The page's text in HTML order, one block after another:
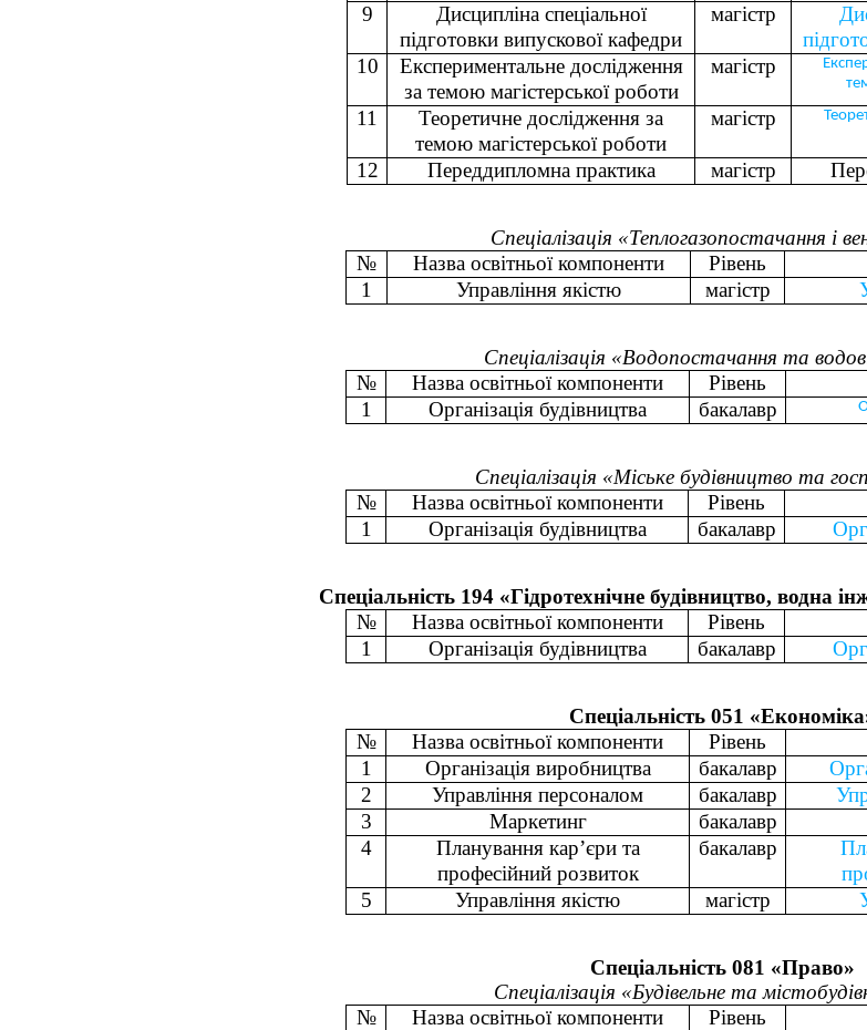
9
Дисципліна спеціальної
підготовки випускової кафедри
магістр
10
Експериментальне дослідження
за темою магістерської роботи
магістр
11
Теоретичне дослідження за
темою магістерської роботи
магістр
12 Переддипломна практика магістр
Спеціалізація «Теплогазопостачання і
№
Назва освітньої компоненти Рівень
1
Управління якістю магістр
Спеціалізація «Водопостачання та
№
Назва освітньої компоненти Рівень
1
Організація будівництва бакалавр
Спеціалізація «Міське будівництво та
№
Назва освітньої компоненти Рівень
1
Організація будівництва бакалавр
Спеціальність 194 «Гідротехнічне будівництво, водна
№
Назва освітньої компоненти Рівень
1
Організація будівництва бакалавр
Спеціальність 051
№
Назва освітньої компоненти Рівень
1
Організація виробництва бакалавр
2
Управління персоналом бакалавр
3
Маркетинг бакалавр
4
Планування кар’єри та
професійний розвиток
бакалавр
5
Управління якістю магістр
Спеціальність 081 «Право»
Спеціалізація «Будівельне та
№
Назва освітньої компоненти Рівень